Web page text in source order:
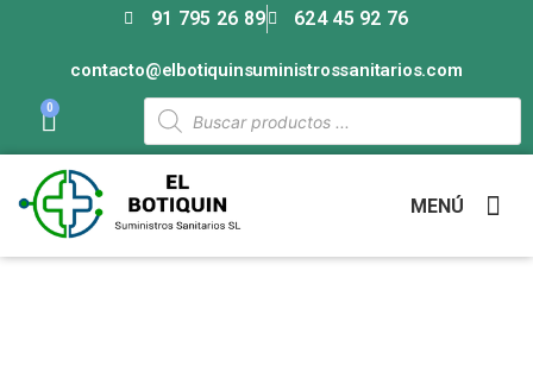
91 795 26 89 624 45 92 76
contacto@elbotiquinsuministrossanitarios.com
0
MENÚ